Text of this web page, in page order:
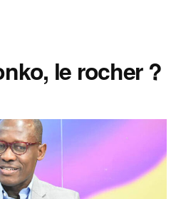
le rocher ?